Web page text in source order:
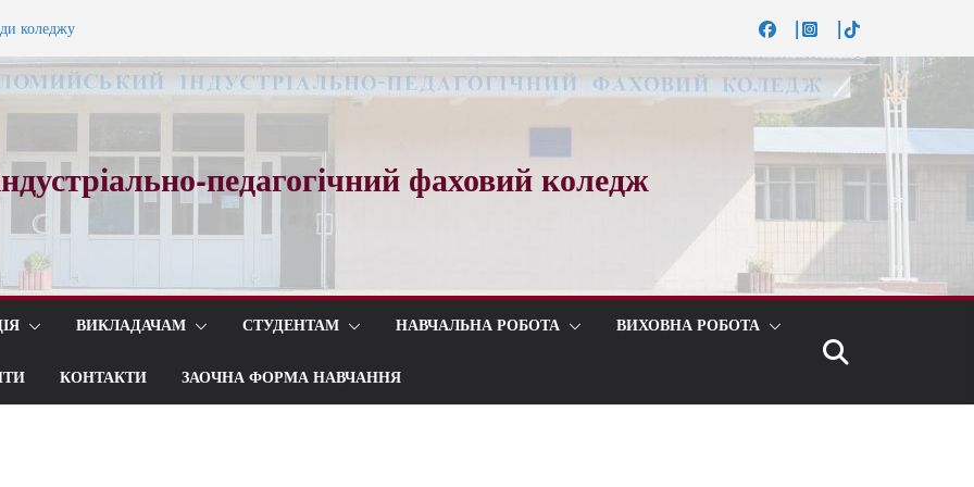
коледжу
вальсу…
педагогічний фаховий коледж
ВИКЛАДАЧАМ СТУДЕНТАМ НАВЧАЛЬНА РОБОТА ВИХОВНА РОБОТА
КОНТАКТИ ЗАОЧНА ФОРМА НАВЧАННЯ